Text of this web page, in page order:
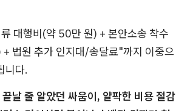
대행비(약 50만 원) + 본안소송 착수
법원 추가 인지대/송달료"까지 이중으
니다.
날 줄 알았던 싸움이, 얄팍한 비용 절감